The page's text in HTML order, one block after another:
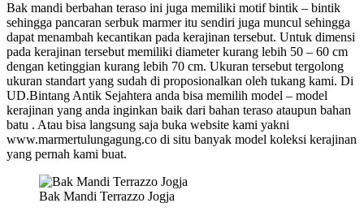
Bak mandi berbahan teraso ini juga memiliki motif bintik – bintik
sehingga pancaran serbuk marmer itu sendiri juga muncul sehingga
dapat menambah kecantikan pada kerajinan tersebut. Untuk dimensi
pada kerajinan tersebut memiliki diameter kurang lebih 50 – 60 cm
dengan ketinggian kurang lebih 70 cm. Ukuran tersebut tergolong
ukuran standart yang sudah di proposionalkan oleh tukang kami. Di
UD.Bintang Antik Sejahtera anda bisa memilih model – model
kerajinan yang anda inginkan baik dari bahan teraso ataupun bahan
batu . Atau bisa langsung saja buka website kami yakni
www.marmertulungagung.co di situ banyak model koleksi kerajinan
yang pernah kami buat.
Bak Mandi Terrazzo Jogja